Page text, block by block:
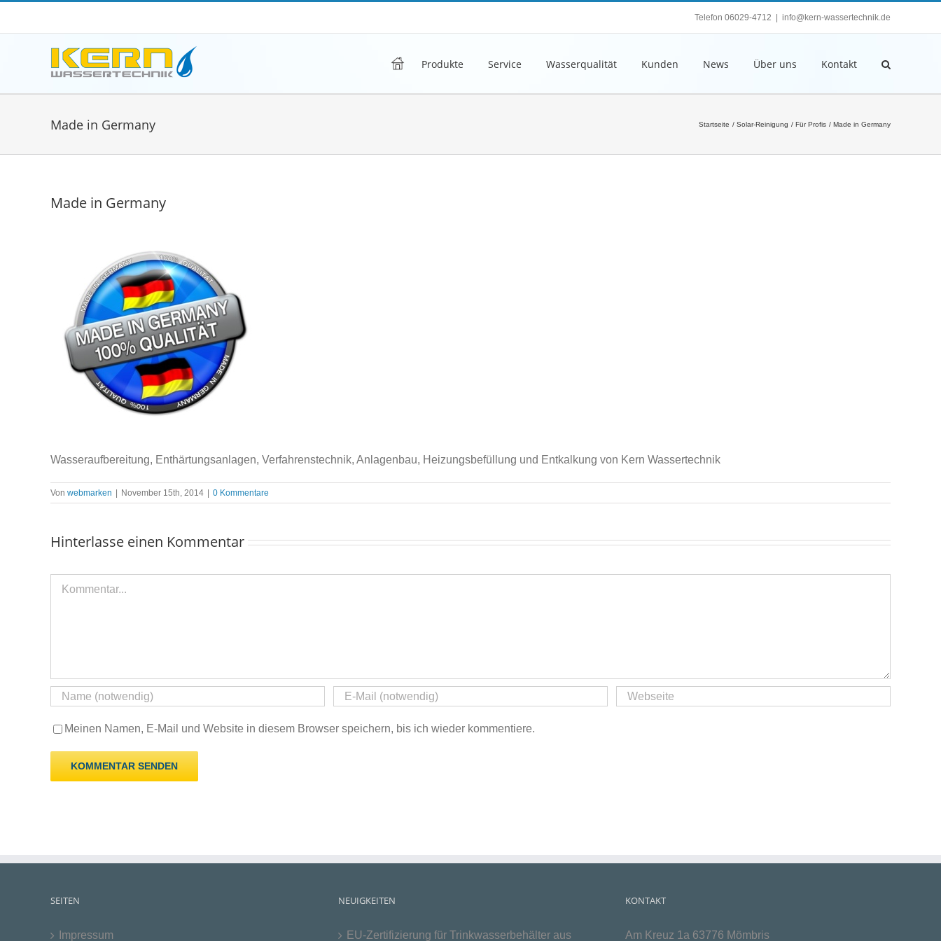
Telefon 06029-4712 info@kern-wassertechnik.de
h Produkte Service Wasserqualität Kunden News Über uns Kontakt
Made in Germany Startseite Solar-Reinigung Für Profis Made in Germany
Made in Germany
Wasseraufbereitung, Enthärtungsanlagen, Verfahrenstechnik, Anlagenbau, Heizungsbefüllung und Entkalkung von Kern Wassertechnik
Von webmarken November 15th, 2014 0 Kommentare
Hinterlasse einen Kommentar
Meinen Namen, E-Mail und Website in diesem Browser speichern, bis ich wieder kommentiere.
SEITEN
Impressum
NEUIGKEITEN
EU-Zertifizierung für Trinkwasserbehälter aus
KONTAKT
Am Kreuz 1a 63776 Mömbris